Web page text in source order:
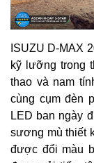
ISUZU D-MAX
kỹ lưỡng trong
thao và nam
cùng cụm đèn
LED ban ngày
sương mù thiết
được đổi màu